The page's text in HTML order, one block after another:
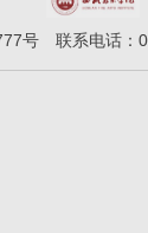
号 联系电话：